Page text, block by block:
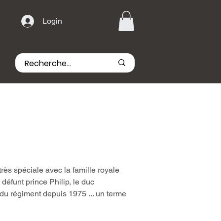
Login
spéciale avec la famille royale
prince Philip, le duc
régiment depuis 1975 ... un terme